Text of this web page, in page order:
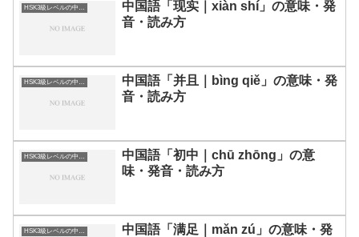
HSK3級レベルの中国語
中国語「现实｜xiàn shí」の意味・発
音・読み方
HSK3級レベルの中国語
中国語「并且｜bìng qiě」の意味・発
音・読み方
HSK3級レベルの中国語
中国語「初中｜chū zhōng」の意
味・発音・読み方
中国語「满足｜mǎn zú」の意味・発